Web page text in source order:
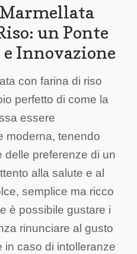
un Ponte
Innovazione
con farina di riso
perfetto di come la
essere
moderna, tenendo
delle preferenze di un
alla salute e al
semplice ma ricco
è possibile gustare i
rinunciare al gusto
in caso di intolleranze